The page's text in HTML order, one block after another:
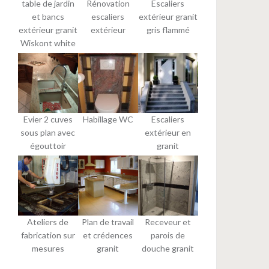
table de jardin
et bancs
extérieur granit
Wiskont white
Rénovation
escaliers
extérieur
Escaliers
extérieur granit
gris flammé
Evier 2 cuves
sous plan avec
égouttoir
Habillage WC
Escaliers
extérieur en
granit
Ateliers de
fabrication sur
mesures
Plan de travail
et crédences
granit
Receveur et
parois de
douche granit